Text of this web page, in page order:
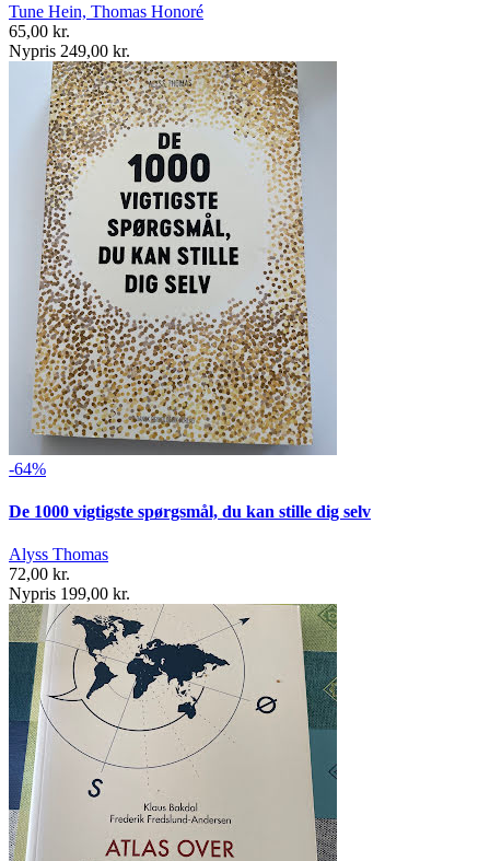
Tune Hein, Thomas Honoré
65,00 kr.
Nypris 249,00 kr.
-64%
De 1000 vigtigste spørgsmål, du kan stille dig selv
Alyss Thomas
72,00 kr.
Nypris 199,00 kr.